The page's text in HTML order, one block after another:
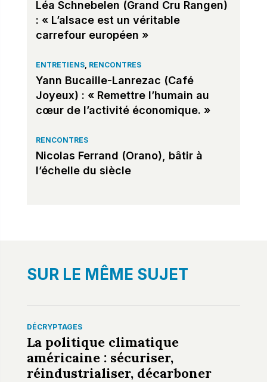
Léa Schnebelen (Grand Cru Rangen)
: « L’alsace est un véritable
carrefour européen »
ENTRETIENS, RENCONTRES
Yann Bucaille-Lanrezac (Café
Joyeux) : « Remettre l’humain au
cœur de l’activité économique. »
RENCONTRES
Nicolas Ferrand (Orano), bâtir à
l’échelle du siècle
SUR LE MÊME SUJET
DÉCRYPTAGES
La politique climatique
américaine : sécuriser,
réindustrialiser, décarboner